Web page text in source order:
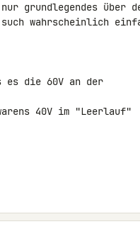
grundlegendes über
wahrscheinlich
es die 60V an der
40V im "Leerlauf"